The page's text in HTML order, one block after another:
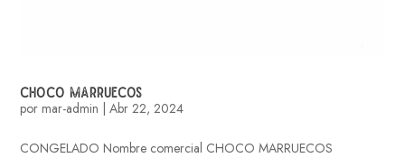
CHOCO MARRUECOS
pormar-admin |Abr 22, 2024
CONGELADO Nombre comercial CHOCO MARRUECOS